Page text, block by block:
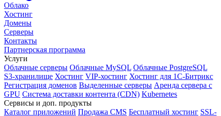
Облако
Хостинг
Домены
Серверы
Контакты
Партнерская программа
Услуги
Облачные серверы Облачные MySQL Облачные PostgreSQL
S3-хранилище Хостинг VIP-хостинг Хостинг для 1C-Битрикс
Регистрация доменов Выделенные серверы Аренда сервера с
GPU Система доставки контента (CDN) Kubernetes
Cервисы и доп. продукты
Каталог приложений Продажа CMS Бесплатный хостинг SSL-